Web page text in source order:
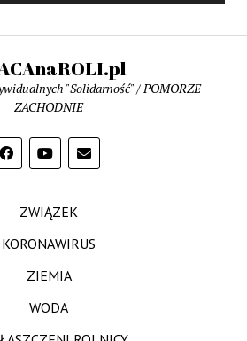
"Solidarność" / POMORZE
ZACHODNIE
ZWIĄZEK
KORONAWIRUS
ZIEMIA
WODA